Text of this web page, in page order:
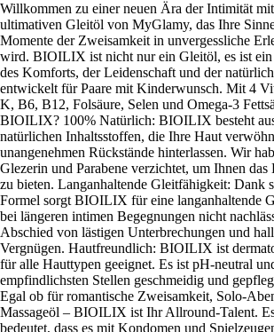
Willkommen zu einer neuen Ära der Intimität
ultimativen Gleitöl von MyGlamy, das Ihre
Momente der Zweisamkeit in unvergessliche
wird. BIOILIX ist nicht nur ein Gleitöl, es ist ein
des Komforts, der Leidenschaft und der
entwickelt für Paare mit Kinderwunsch. Mit 4
K, B6, B12, Folsäure, Selen und Omega-3
BIOILIX? 100% Natürlich: BIOILIX besteht
natürlichen Inhaltsstoffen, die Ihre Haut
unangenehmen Rückstände hinterlassen. Wir
Glezerin und Parabene verzichtet, um Ihnen das
zu bieten. Langanhaltende Gleitfähigkeit: Dank
Formel sorgt BIOILIX für eine langanhaltende
bei längeren intimen Begegnungen nicht
Abschied von lästigen Unterbrechungen und
Vergnügen. Hautfreundlich: BIOILIX ist
für alle Hauttypen geeignet. Es ist pH-neutral
empfindlichsten Stellen geschmeidig und
Egal ob für romantische Zweisamkeit, Solo-
Massageöl – BIOILIX ist Ihr Allround-Talent.
bedeutet, dass es mit Kondomen und